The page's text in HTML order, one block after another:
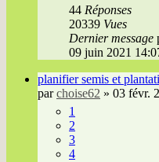
44 Réponses
20339 Vues
Dernier message
09 juin 2021
planifier semis et
parchoise62 » 03 févr.
1
2
3
4